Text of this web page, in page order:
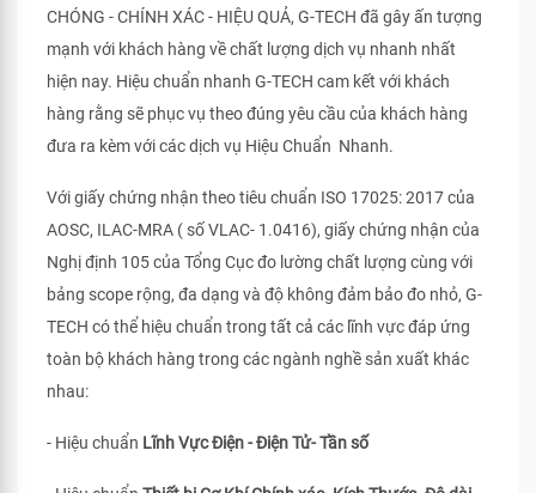
CHÓNG - CHÍNH XÁC - HIỆU QUẢ, G-TECH đã gây ấn tượng
mạnh với khách hàng về chất lượng dịch vụ nhanh nhất
hiện nay. Hiệu chuẩn nhanh G-TECH cam kết với khách
hàng rằng sẽ phục vụ theo đúng yêu cầu của khách hàng
đưa ra kèm với các dịch vụ Hiệu Chuẩn Nhanh.
Với giấy chứng nhận theo tiêu chuẩn ISO 17025: 2017 của
AOSC, ILAC-MRA ( số VLAC- 1.0416), giấy chứng nhận của
Nghị định 105 của Tổng Cục đo lường chất lượng cùng với
bảng scope rộng, đa dạng và độ không đảm bảo đo nhỏ, G-
TECH có thể hiệu chuẩn trong tất cả các lĩnh vực đáp ứng
toàn bộ khách hàng trong các ngành nghề sản xuất khác
nhau:
- Hiệu chuẩn Lĩnh Vực Điện - Điện Tử- Tần số